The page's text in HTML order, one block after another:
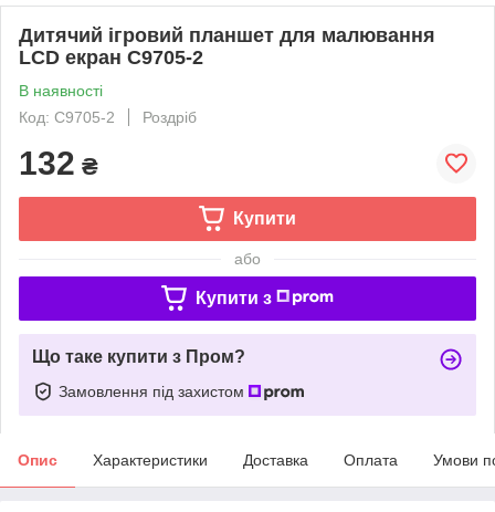
Дитячий ігровий планшет для малювання
LCD екран C9705-2
В наявності
Код: C9705-2
Роздріб
132 ₴
Купити
або
Купити з
Що таке купити з Пром?
Замовлення під захистом
Опис Характеристики Доставка Оплата Умови